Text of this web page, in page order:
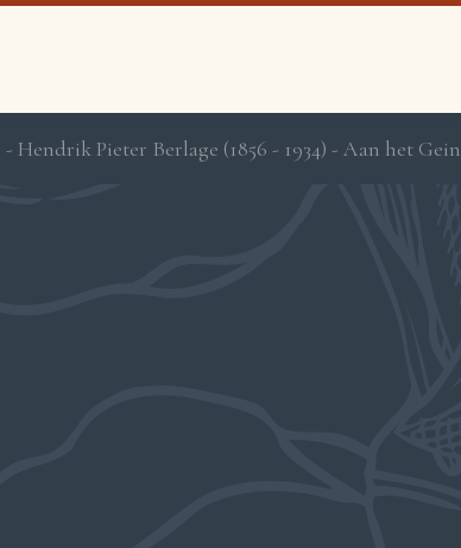
- Hendrik Pieter Berlage (1856 - 1934) - Aan het Gein